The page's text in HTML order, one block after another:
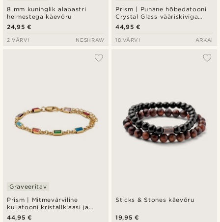
8 mm kuninglik alabastri
helmestega käevõru
24,95 €
2 VÄRVI NESHRAW
Prism | Punane hõbedatooni
Crystal Glass vääriskiviga
käevõru
44,95 €
18 VÄRVI ARKAI
Prism | Mitmevärviline
kullatooni kristallklaasi ja
poolvääriskivi käevõru
Graveeritav
44,95 €
Sticks & Stones käevõru
19,95 €